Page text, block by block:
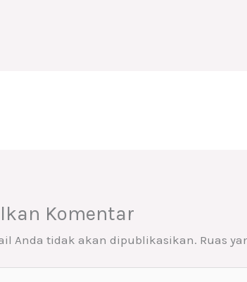
Komentar
Anda tidak akan dipublikasikan. Ruas